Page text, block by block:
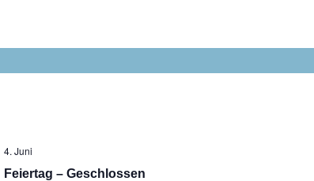
Feiertag – Geschlossen
4. Juni